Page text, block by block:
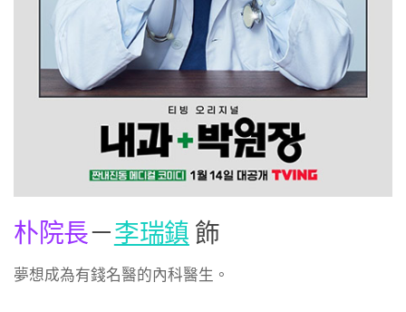
朴院長－李瑞鎮 飾
夢想成為有錢名醫的內科醫生。